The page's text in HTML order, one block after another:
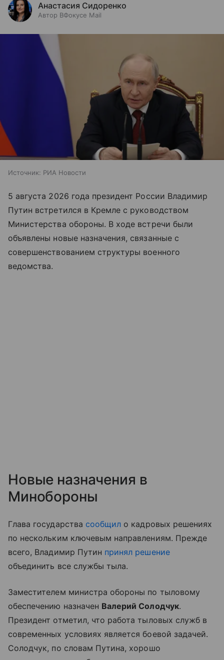
Анастасия Сидоренко
Автор ВФокусе Mail
Источник: РИА Новости
5 августа 2026 года президент России Владимир
Путин встретился в Кремле с руководством
Министерства обороны. В ходе встречи были
объявлены новые назначения, связанные с
совершенствованием структуры военного
ведомства.
Новые назначения в
Минобороны
Глава государства сообщил о кадровых решениях
по нескольким ключевым направлениям. Прежде
всего, Владимир Путин принял решение
объединить все службы тыла.
Заместителем министра обороны по тыловому
обеспечению назначен Валерий Солодчук.
Президент отметил, что работа тыловых служб в
современных условиях является боевой задачей.
Солодчук, по словам Путина, хорошо